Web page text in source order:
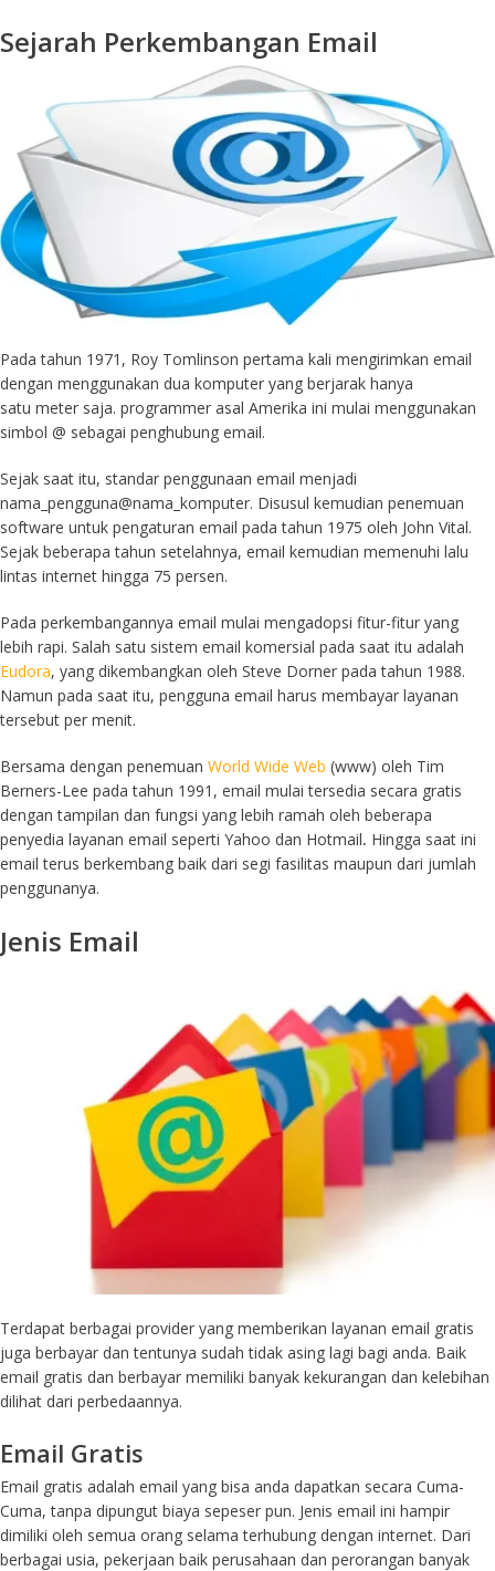
Sejarah Perkembangan Email
Pada tahun 1971, Roy Tomlinson pertama kali mengirimkan email
dengan menggunakan dua komputer yang berjarak hanya
satu meter saja. programmer asal Amerika ini mulai menggunakan
simbol @ sebagai penghubung email.
Sejak saat itu, standar penggunaan email menjadi
nama_pengguna@nama_komputer. Disusul kemudian penemuan
software untuk pengaturan email pada tahun 1975 oleh John Vital.
Sejak beberapa tahun setelahnya, email kemudian memenuhi lalu
lintas internet hingga 75 persen.
Pada perkembangannya email mulai mengadopsi fitur-fitur yang
lebih rapi. Salah satu sistem email komersial pada saat itu adalah
Eudora, yang dikembangkan oleh Steve Dorner pada tahun 1988.
Namun pada saat itu, pengguna email harus membayar layanan
tersebut per menit.
Bersama dengan penemuan World Wide Web (www) oleh Tim
Berners-Lee pada tahun 1991, email mulai tersedia secara gratis
dengan tampilan dan fungsi yang lebih ramah oleh beberapa
penyedia layanan email seperti Yahoo dan Hotmail. Hingga saat ini
email terus berkembang baik dari segi fasilitas maupun dari jumlah
penggunanya.
Jenis Email
Terdapat berbagai provider yang memberikan layanan email gratis
juga berbayar dan tentunya sudah tidak asing lagi bagi anda. Baik
email gratis dan berbayar memiliki banyak kekurangan dan kelebihan
dilihat dari perbedaannya.
Email Gratis
Email gratis adalah email yang bisa anda dapatkan secara Cuma-
Cuma, tanpa dipungut biaya sepeser pun. Jenis email ini hampir
dimiliki oleh semua orang selama terhubung dengan internet. Dari
berbagai usia, pekerjaan baik perusahaan dan perorangan banyak